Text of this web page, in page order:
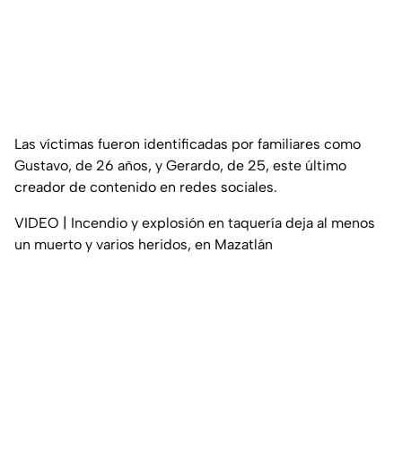
Las víctimas fueron identificadas por familiares como
Gustavo, de 26 años, y Gerardo, de 25, este último
creador de contenido en redes sociales.
VIDEO | Incendio y explosión en taquería deja al menos
un muerto y varios heridos, en Mazatlán